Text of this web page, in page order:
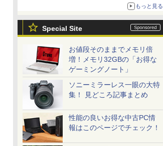
「GUILTY GEAR」などの格ゲーを手掛けるア
もっと見る
Special Site
お値段そのままでメモリ倍
増！メモリ32GBの「お得な
ゲーミングノート」
ソニーミラーレス一眼の大特
集！ 見どころ記事まとめ
性能の良いお得な中古PC情
報はこのページでチェック！